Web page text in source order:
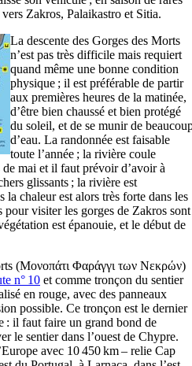
Zakros, Palaikastro et Sitia.
La descente des Gorges des Morts
n’est pas très difficile mais requiert
quand même une bonne condition
physique ; il est préférable de partir
aux premières heures de la matinée,
d’être bien chaussé et bien protégé
du soleil, et de se munir de
d’eau. La randonnée est faisable
toute l’année ; la rivière coule
mai et il faut prévoir d’avoir à
glissants ; la rivière est
la chaleur est alors très forte dans les
pour visiter les gorges de Zakros sont
est épanouie, et le début de
(Μονοπάτι Φαράγγι των Νεκρών)
n° 10 et comme tronçon du sentier
en rouge, avec des panneaux
possible. Ce tronçon est le dernier
: il faut faire un grand bond de
le sentier dans l’ouest de Chypre.
avec 10 450 km – relie Cap